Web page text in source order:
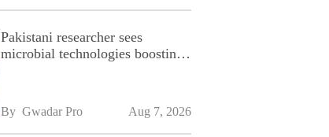
Pakistani researcher sees
microbial technologies boosting
By Gwadar Pro Aug 7, 2026